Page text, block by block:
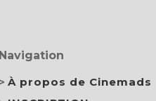
Navigation
À propos de Cinemads